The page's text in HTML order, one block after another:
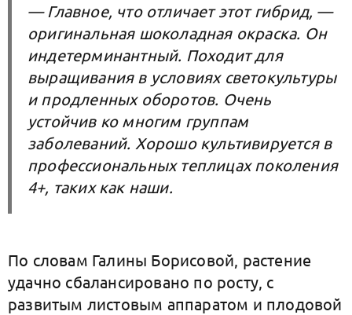
— Главное, что отличает этот гибрид, —
оригинальная шоколадная окраска. Он
индетерминантный. Походит для
выращивания в условиях светокультуры
и продленных оборотов. Очень
устойчив ко многим группам
заболеваний. Хорошо культивируется в
профессиональных теплицах поколения
4+, таких как наши.
По словам Галины Борисовой, растение
удачно сбалансировано по росту, с
развитым листовым аппаратом и плодовой